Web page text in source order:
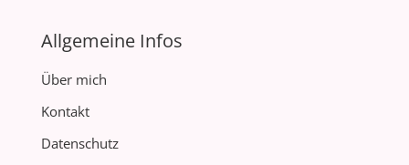
Allgemeine Infos
Über mich
Kontakt
Datenschutz